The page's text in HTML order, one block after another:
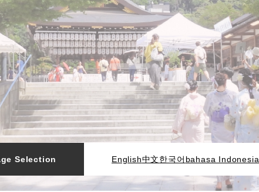
Selection English中文한국어 bahasa Indonesia